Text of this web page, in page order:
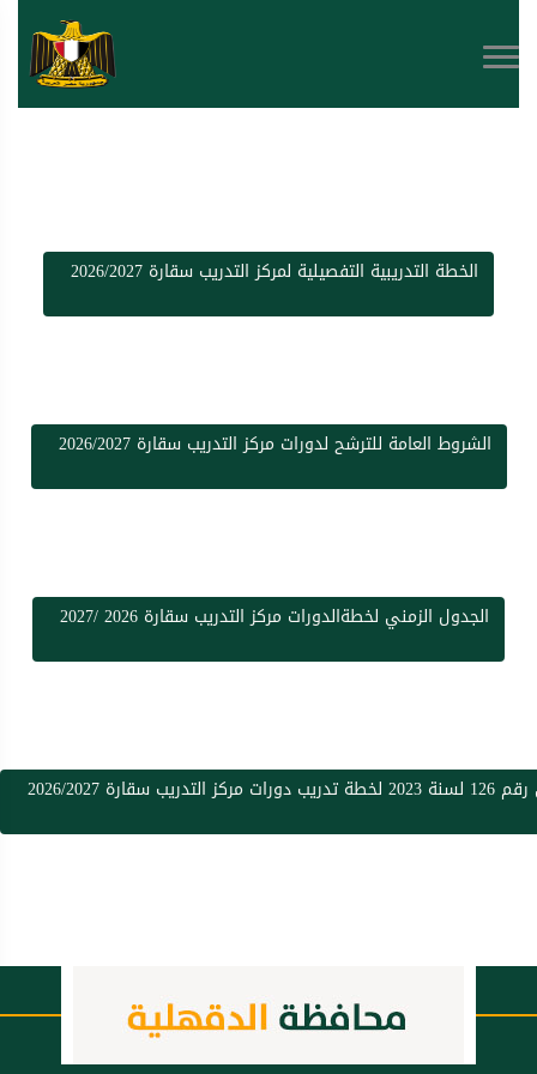
الخطة التدريبية التفصيلية لمركز التدريب سقارة 2026/2027
الشروط العامة للترشح لدورات مركز التدريب سقارة 2026/2027
الجدول الزمني لخطةالدورات مركز التدريب سقارة 2026 /2027
سقارة 2026/2027